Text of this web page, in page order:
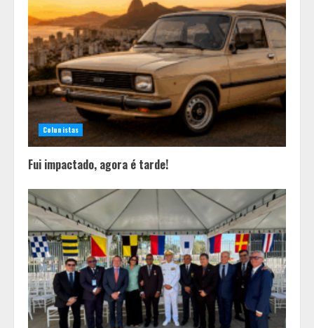
3
Entrada na escolinha não significa
o fim da amamentação: 6 dicas
para manter o aleitamento nessa
fase
Pesquisa revela atual perfil
universitário: adultos que
conciliam estudo, trabalho e
família
Colunistas
Fui impactado, agora é tarde!